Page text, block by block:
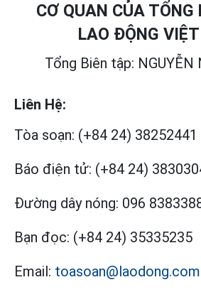
CƠ QUAN CỦA
LAO ĐỘNG
Tổng Biên tập: NGUYỄN
Liên Hệ:
Tòa soạn: (+84 24) 38252441
Báo điện tử: (+84 24)
Đường dây nóng: 096
Bạn đọc: (+84 24) 35335235
Email: